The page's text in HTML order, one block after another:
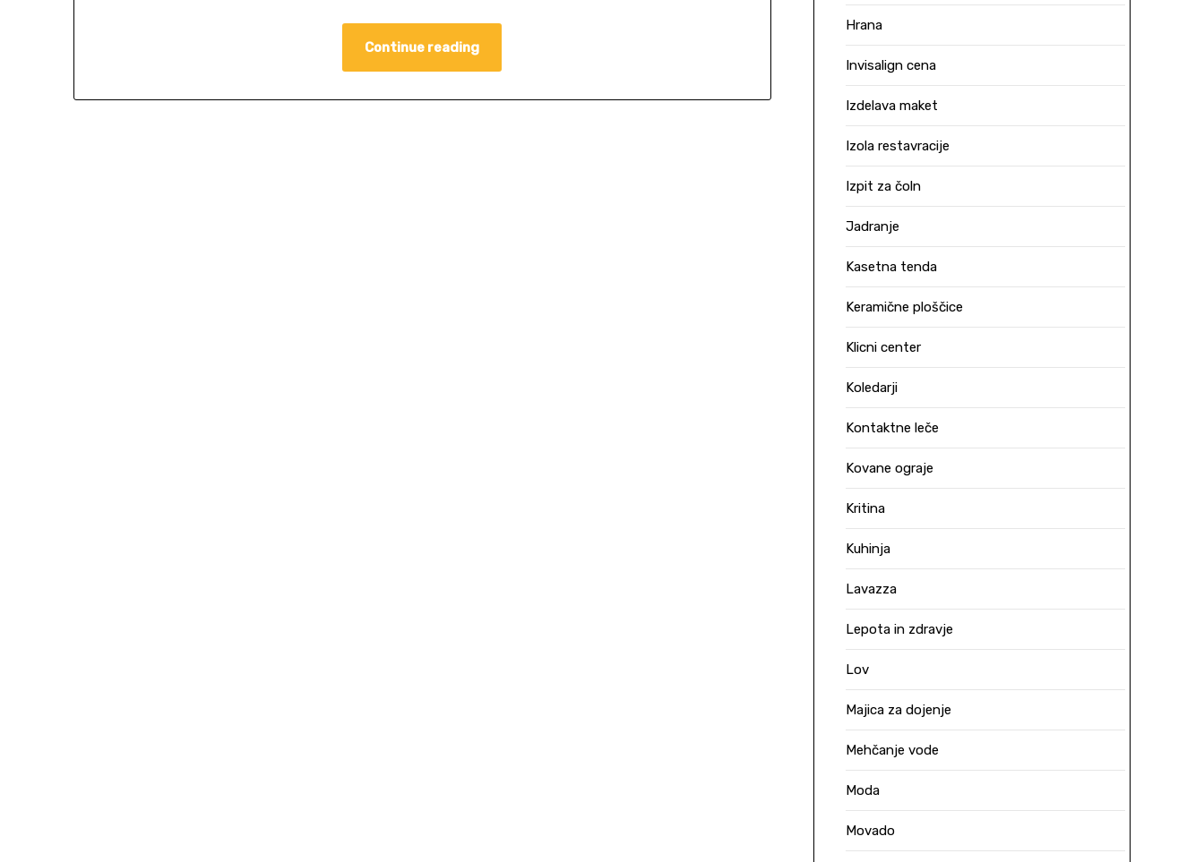
Continue reading
Hrana
Invisalign cena
Izdelava maket
Izola restavracije
Izpit za čoln
Jadranje
Kasetna tenda
Keramične ploščice
Klicni center
Koledarji
Kontaktne leče
Kovane ograje
Kritina
Kuhinja
Lavazza
Lepota in zdravje
Lov
Majica za dojenje
Mehčanje vode
Moda
Movado